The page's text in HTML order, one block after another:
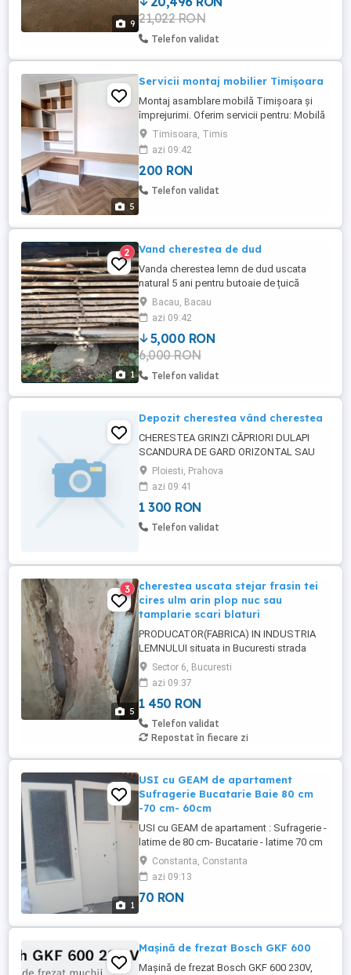
9
200mm,transversala 150mm Turație
5000rot min,diametru Găurire 5-20mm
electromotor trifazic 4kw MUT400 FC
Frezare ...
21,022 RON
Telefon validat
5
Servicii montaj mobilier Timișoara
Montaj asamblare mobilă Timișoara și
împrejurimi. Oferim servicii pentru: Mobilă
IKEA, JYSK, Dedeman, Momax, Leroy
Merlin sau oricare alt mobilier Dulapuri,
paturi, birouri, bucătării Montaj corect și
curat Experiență practică în domeniu 10+
ani Seriozitate și respect pentru program
Timisoara, Timis
azi 09:42
200 RON
Telefon validat
1
2 Vand cherestea de dud
Vanda cherestea lemn de dud uscata
natural 5 ani pentru butoaie de țuică
ideale, mobila,instrumente muzicale,
model deosebit tăiată la grosime 32mm-
40mm lungime 1.80m 2.20m,lățimi 20-
50cm Pret 5000lei.
Bacau, Bacau
azi 09:42
5,000 RON
6,000 RON
Telefon validat
Depozit cherestea vând cherestea
CHERESTEA GRINZI CĂPRIORI DULAPI
SCANDURA DE GARD ORIZONTAL SAU
VERTICAL SIPCA TABLĂ LINDAB LAMBRIU
DUȘUMEA LEAGĂN BALDACHIN MESE ȘI
BĂNCI DE CURTE DE LEMN
Ploiesti, Prahova
azi 09:41
1 300 RON
Telefon validat
5
3
cherestea uscata stejar frasin tei
cires ulm arin plop nuc sau
tamplarie scari blaturi
PRODUCATOR(FABRICA) IN INDUSTRIA
LEMNULUI situata in Bucuresti strada
Preciziei 40 Militari sector 6 site
baldakke.ro Pret cherestea de tei
incepand cu 1450 lei m.c Comercializam
cherestele uscate stejar, frasin, tei, cires
,paltin, nuc,plop,ulm, arin Executam la
comanda elemente de
scari(trepte,contratrepte) ...
Sector 6, Bucuresti
azi 09:37
1 450 RON
Telefon validat
Repostat în fiecare zi
1
USI cu GEAM de apartament
Sufragerie Bucatarie Baie 80 cm
-70 cm- 60cm
USI cu GEAM de apartament : Sufragerie -
latime de 80 cm- Bucatarie - latime 70 cm
si Baie - latime 60 cm . Toate au geamuri
Constanta, Constanta
azi 09:13
70 RON
Mașină de frezat Bosch GKF 600
Mașină de frezat Bosch GKF 600 230V,